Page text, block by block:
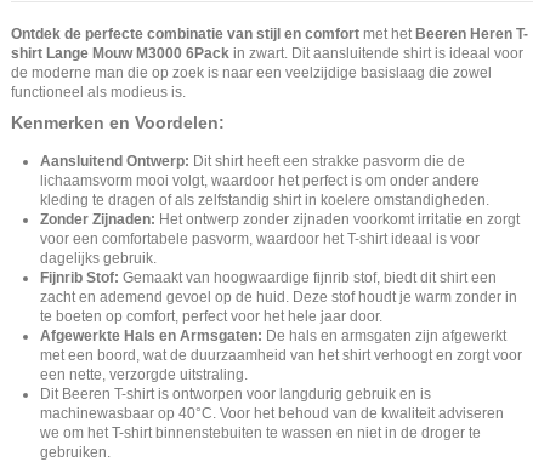
Ontdek de perfecte combinatie van stijl en comfort met het Beeren Heren T-
shirt Lange Mouw M3000 6Pack in zwart. Dit aansluitende shirt is ideaal voor
de moderne man die op zoek is naar een veelzijdige basislaag die zowel
functioneel als modieus is.
Kenmerken en Voordelen:
Aansluitend Ontwerp: Dit shirt heeft een strakke pasvorm die de
lichaamsvorm mooi volgt, waardoor het perfect is om onder andere
kleding te dragen of als zelfstandig shirt in koelere omstandigheden.
Zonder Zijnaden: Het ontwerp zonder zijnaden voorkomt irritatie en zorgt
voor een comfortabele pasvorm, waardoor het T-shirt ideaal is voor
dagelijks gebruik.
Fijnrib Stof: Gemaakt van hoogwaardige fijnrib stof, biedt dit shirt een
zacht en ademend gevoel op de huid. Deze stof houdt je warm zonder in
te boeten op comfort, perfect voor het hele jaar door.
Afgewerkte Hals en Armsgaten: De hals en armsgaten zijn afgewerkt
met een boord, wat de duurzaamheid van het shirt verhoogt en zorgt voor
een nette, verzorgde uitstraling.
Dit Beeren T-shirt is ontworpen voor langdurig gebruik en is
machinewasbaar op 40°C. Voor het behoud van de kwaliteit adviseren
we om het T-shirt binnenstebuiten te wassen en niet in de droger te
gebruiken.